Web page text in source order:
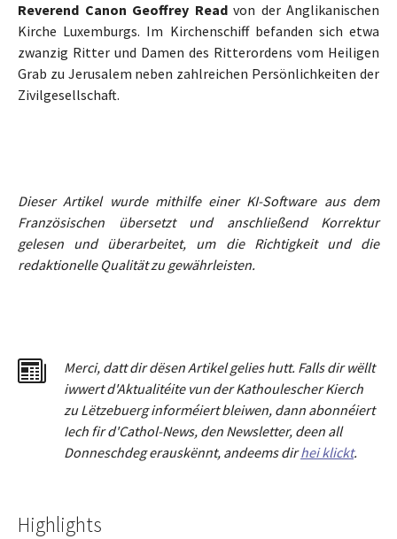
Reverend Canon Geoffrey Readvon der Anglikanischen
Kirche Luxemburgs. Im Kirchenschiff befanden sich etwa
zwanzig Ritter und Damen des Ritterordens vom Heiligen
Grab zu Jerusalem neben zahlreichen Persönlichkeiten der
Zivilgesellschaft.
Dieser Artikel wurde mithilfe einer KI-Software aus dem
Französischen übersetzt und anschließend Korrektur
gelesen und überarbeitet, um die Richtigkeit und die
redaktionelle Qualität zu gewährleisten.
Merci, dattdir dësen Artikel gelies hutt. Falls dir wëllt
iwwert d'Aktualitéite vun der Kathoulescher Kierch
zu Lëtzebuerg informéiert bleiwen, dann abonnéiert
Iech fir d'Cathol-News, den Newsletter, deen all
Donneschdeg erauskënnt, andeems dirhei klickt.
Highlights